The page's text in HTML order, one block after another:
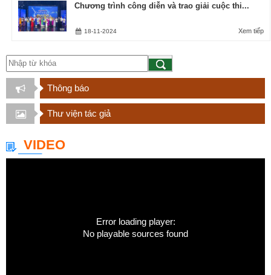
Chương trình công diễn và trao giải cuộc thi...
Xem tiếp
18-11-2024
Thông báo
Thư viện tác giả
VIDEO
Error loading player:
No playable sources found